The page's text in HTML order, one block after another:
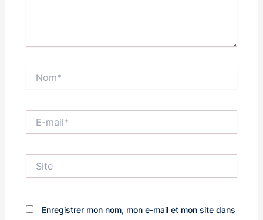
mail*
Enregistrer mon nom, mon e-mail et mon site dans